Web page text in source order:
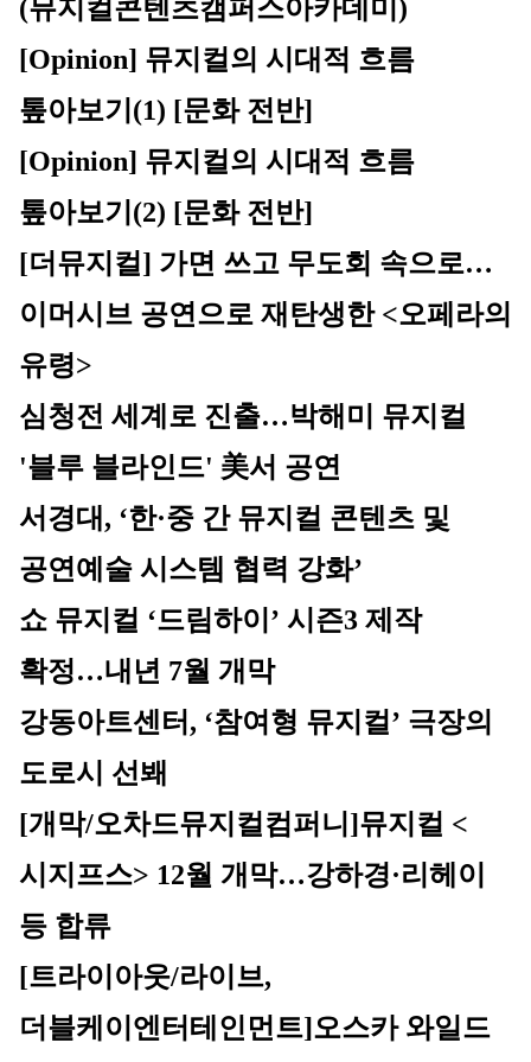
(뮤지컬콘텐츠캠퍼스아카데미)
[Opinion] 뮤지컬의 시대적 흐름
톺아보기(1) [문화 전반]
[Opinion] 뮤지컬의 시대적 흐름
톺아보기(2) [문화 전반]
[더뮤지컬] 가면 쓰고 무도회 속으로…
이머시브 공연으로 재탄생한 <오페라의
유령>
심청전 세계로 진출…박해미 뮤지컬
'블루 블라인드' 美서 공연
서경대, ‘한·중 간 뮤지컬 콘텐츠 및
공연예술 시스템 협력 강화’
쇼 뮤지컬 ‘드림하이’ 시즌3 제작
확정…내년 7월 개막
강동아트센터, ‘참여형 뮤지컬’ 극장의
도로시 선봬
[개막/오차드뮤지컬컴퍼니]뮤지컬 <
시지프스> 12월 개막…강하경·리헤이
등 합류
[트라이아웃/라이브,
더블케이엔터테인먼트]오스카 와일드